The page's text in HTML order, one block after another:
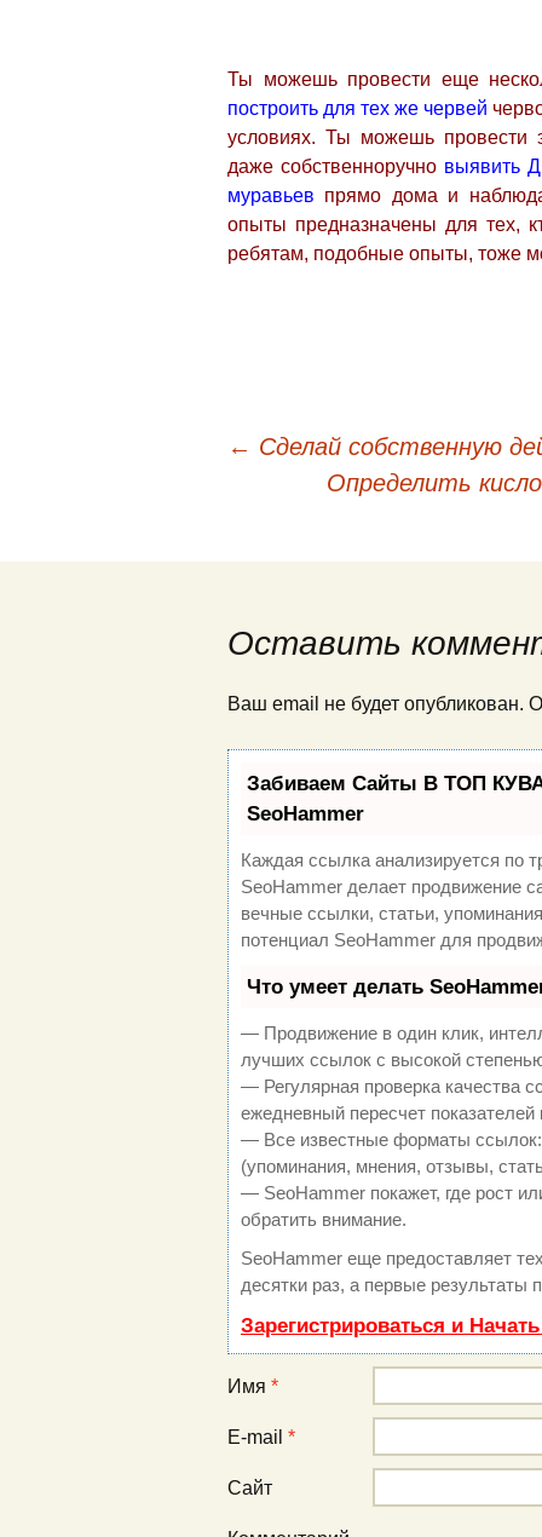
Ты можешь провести еще
построить для тех же червей
условиях. Ты можешь провести
даже собственноручно выявить
муравьев прямо дома и
опыты предназначены для тех,
ребятам, подобные опыты, тоже
Навигация по
← Сделай собственную
Определить
Оставить
Ваш email не будет опубликован.
Забиваем Сайты В ТОП
SeoHammer
Каждая ссылка анализируется по
SeoHammer делает продвижение
вечные ссылки, статьи,
потенциал SeoHammer для
Что умеет делать
— Продвижение в один клик,
лучших ссылок с высокой
— Регулярная проверка качества
ежедневный пересчет показателей
— Все известные форматы
(упоминания, мнения, отзывы,
— SeoHammer покажет, где рост
обратить внимание.
SeoHammer еще предоставляет
десятки раз, а первые результаты
Зарегистрироваться и
Имя *
E-mail *
Сайт